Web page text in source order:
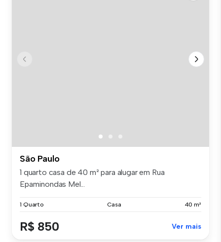
São Paulo
1 quarto casa de 40 m² para alugar em Rua
Epaminondas Mel...
1 Quarto Casa 40 m²
R$ 850 Ver mais